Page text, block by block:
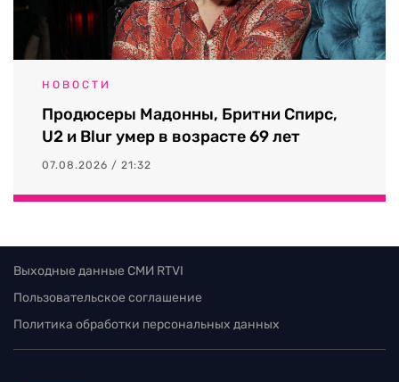
НОВОСТИ
Продюсеры Мадонны, Бритни Спирс,
U2 и Blur умер в возрасте 69 лет
07.08.2026 / 21:32
Выходные данные СМИ RTVI
Пользовательское соглашение
Политика обработки персональных данных